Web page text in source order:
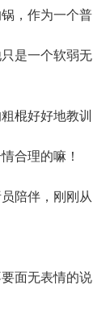
，作为一个普
是一个软弱无
棍好好地教训
合理的嘛！
陪伴，刚刚从
面无表情的说